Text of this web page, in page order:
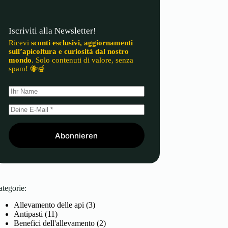
Iscriviti alla Newsletter!
Ricevisconti esclusivi, aggiornamenti
sull’apicoltura e curiosità dal nostro
mondo. Solo contenuti di valore, senza
spam! 🐝🍯
Abonnieren
Allevamento delle api (3)
Antipasti (11)
Benefici dell'allevamento (2)